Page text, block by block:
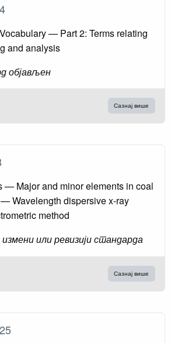
— Part 2: Terms relating
and analysis
објављен
Сазнај више
— Major and minor elements in coal
Wavelength dispersive x-ray
method
или ревизији стандарда
Сазнај више